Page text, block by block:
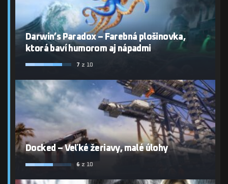
Darwin’s Paradox – Farebná plošinovka,
ktorá baví humorom aj nápadmi
7 z 10
Docked – Veľké žeriavy, malé úlohy
6 z 10